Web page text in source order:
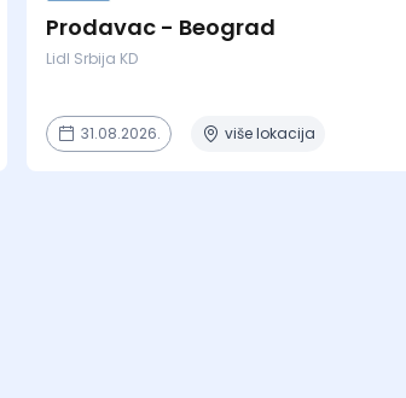
Prodavac - Beograd
Lidl Srbija KD
31.08.2026. više lokacija